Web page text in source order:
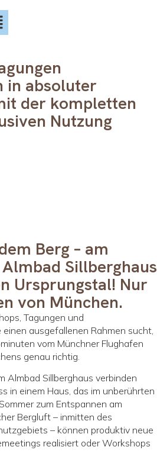
in absoluter
der kompletten
Nutzung
Berg – am
Sillberghaus
Ursprungstal! Nur
von München.
Tagungen und
ausgefallenen Rahmen sucht,
vom Münchner Flughafen
genau richtig.
Almbad Sillberghaus verbinden
in einem Haus, das im unberührten
zum Entspannen am
Bergluft – inmitten des
– können produktiv neue
realisiert oder Workshops